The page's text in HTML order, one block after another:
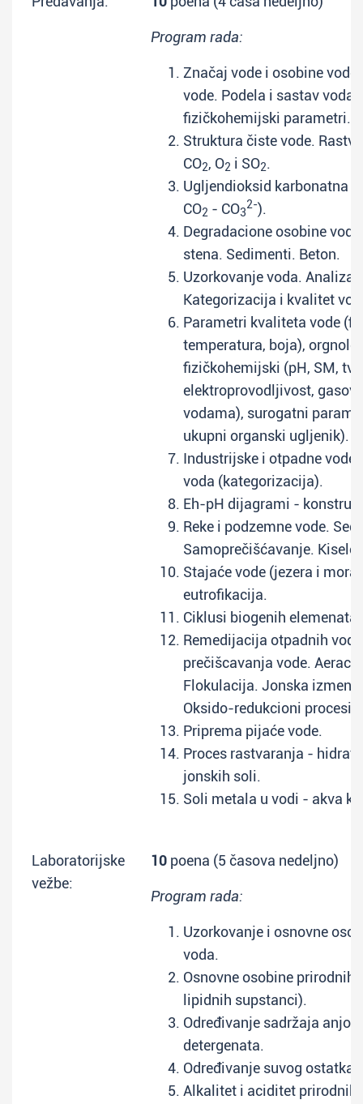
Program rada:
Značaj vode i osobine
vode. Podela i sastav voda.
fizičkohemijski parametri.
Struktura čiste vode.
CO2, O2 i SO2.
Ugljendioksid karbonatna
CO2 - CO3
2-).
Degradacione osobine
stena. Sedimenti. Beton.
Uzorkovanje voda. Analiza
Kategorizacija i kvalitet
Parametri kvaliteta vode
temperatura, boja),
fizičkohemijski (pH, SM,
elektroprovodljivost,
vodama), surogatni
ukupni organski ugljenik).
Industrijske i otpadne
voda (kategorizacija).
Eh-pH dijagrami -
Reke i podzemne vode.
Samoprečišćavanje. Kisele
Stajaće vode (jezera i
eutrofikacija.
Ciklusi biogenih elemenata
Remedijacija otpadnih
prečišcavanja vode.
Flokulacija. Jonska
Oksido-redukcioni procesi.
Priprema pijaće vode.
Proces rastvaranja -
jonskih soli.
Soli metala u vodi - akva
Laboratorijske
vežbe:
10 poena (5 časova nedeljno)
Program rada:
Uzorkovanje i osnovne
voda.
Osnovne osobine prirodnih
lipidnih supstanci).
Određivanje sadržaja
detergenata.
Određivanje suvog ostatka
Alkalitet i aciditet prirodnih